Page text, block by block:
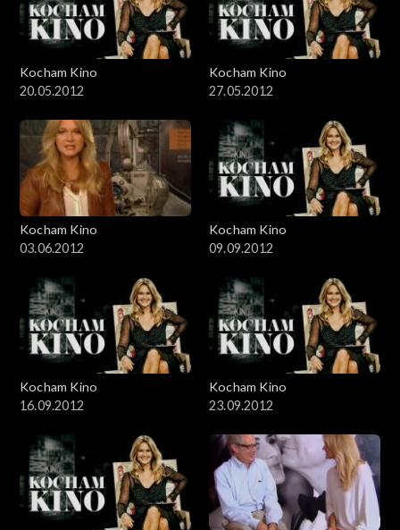
Kocham Kino
20.05.2012
Kocham Kino
27.05.2012
Kocham Kino
03.06.2012
Kocham Kino
09.09.2012
Kocham Kino
16.09.2012
Kocham Kino
23.09.2012